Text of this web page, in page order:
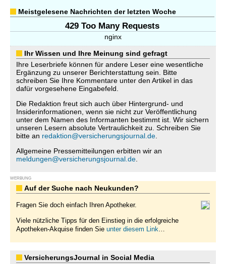
Meistgelesene Nachrichten der letzten Woche
429 Too Many Requests
nginx
Ihr Wissen und Ihre Meinung sind gefragt
Ihre Leserbriefe können für andere Leser eine wesentliche
Ergänzung zu unserer Berichterstattung sein. Bitte
schreiben Sie Ihre Kommentare unter den Artikel in das
dafür vorgesehene Eingabefeld.
Die Redaktion freut sich auch über Hintergrund- und
Insiderinformationen, wenn sie nicht zur Veröffentlichung
unter dem Namen des Informanten bestimmt ist. Wir sichern
unseren Lesern absolute Vertraulichkeit zu. Schreiben Sie
bitte an redaktion@versicherungsjournal.de
Allgemeine Pressemitteilungen erbitten wir an
meldungen@versicherungsjournal.de
WERBUNG
Auf der Suche nach Neukunden?
Fragen Sie doch einfach Ihren Apotheker.
Viele nützliche Tipps für den Einstieg in die erfolgreiche
Apotheken-Akquise finden Sie unter diesem Link…
VersicherungsJournal in Social Media